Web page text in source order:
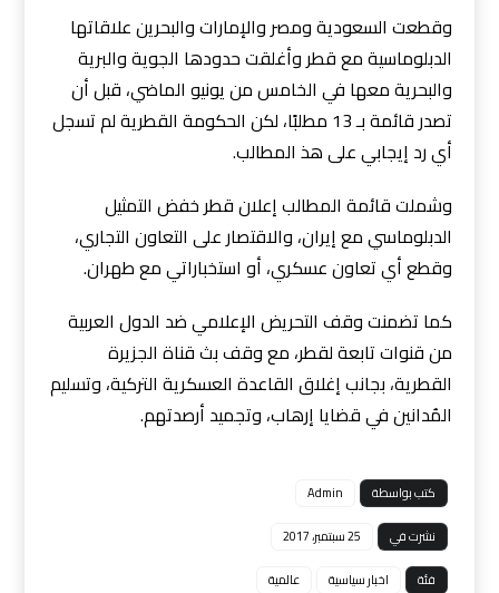
وقطعت السعودية ومصر والإمارات والبحرين علاقاتها
الدبلوماسية مع قطر وأغلقت حدودها الجوية والبرية
والبحرية معها في الخامس من يونيو الماضي، قبل أن
تصدر قائمة بـ 13 مطلبًا، لكن الحكومة القطرية لم تسجل
أي رد إيجابي على هذ المطالب.
وشملت قائمة المطالب إعلان قطر خفض التمثيل
الدبلوماسي مع إيران، والاقتصار على التعاون التجاري،
وقطع أي تعاون عسكري، أو استخباراتي مع طهران.
كما تضمنت وقف التحريض الإعلامي ضد الدول العربية
من قنوات تابعة لقطر، مع وقف بث قناة الجزيرة
القطرية، بجانب إغلاق القاعدة العسكرية التركية، وتسليم
المُدانين في قضايا إرهاب، وتجميد أرصدتهم.
كتب بواسطة
Admin
نشرت في
25 سبتمبر، 2017
فئة
اخبار سياسية عالمية